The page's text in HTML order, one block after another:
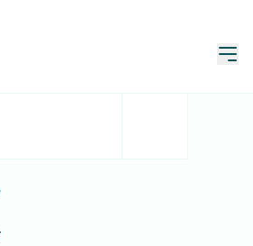
min lærling